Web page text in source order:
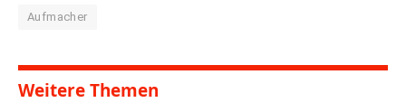
Aufmacher
Weitere Themen